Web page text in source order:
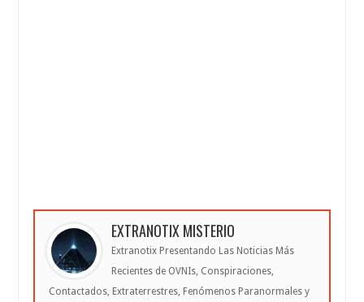
EXTRANOTIX MISTERIO
Extranotix Presentando Las Noticias Más
Recientes de OVNIs, Conspiraciones,
Contactados, Extraterrestres, Fenómenos Paranormales y